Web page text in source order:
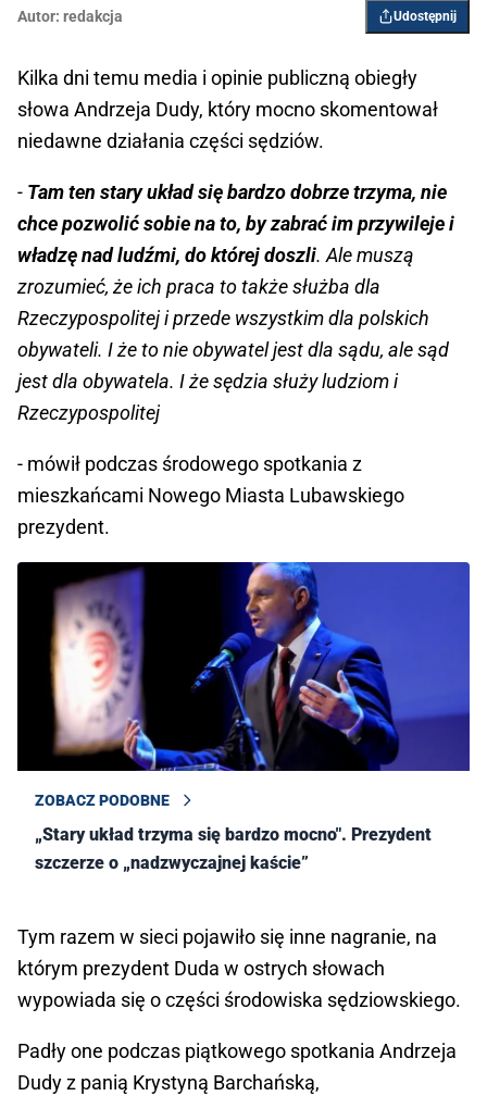
Autor: redakcja Udostępnij
Kilka dni temu media i opinie publiczną obiegły
słowa Andrzeja Dudy, który mocno skomentował
niedawne działania części sędziów.
- Tam ten stary układ się bardzo dobrze trzyma, nie
chce pozwolić sobie na to, by zabrać im przywileje i
władzę nad ludźmi, do której doszli. Ale muszą
zrozumieć, że ich praca to także służba dla
Rzeczypospolitej i przede wszystkim dla polskich
obywateli. I że to nie obywatel jest dla sądu, ale sąd
jest dla obywatela. I że sędzia służy ludziom i
Rzeczypospolitej
- mówił podczas środowego spotkania z
mieszkańcami Nowego Miasta Lubawskiego
prezydent.
ZOBACZ PODOBNE
„Stary układ trzyma się bardzo mocno". Prezydent
szczerze o „nadzwyczajnej kaście”
Tym razem w sieci pojawiło się inne nagranie, na
którym prezydent Duda w ostrych słowach
wypowiada się o części środowiska sędziowskiego.
Padły one podczas piątkowego spotkania Andrzeja
Dudy z panią Krystyną Barchańską,